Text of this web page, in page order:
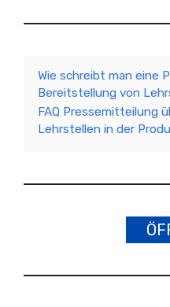
Wie schreibt man eine
Bereitstellung von
FAQ Pressemitteilung
Lehrstellen in der